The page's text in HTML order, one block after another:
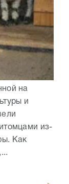
на
и
из-
Как